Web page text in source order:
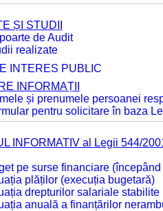
ȘI STUDII
de Audit
realizate
INTERES PUBLIC
INFORMAȚII
și prenumele persoanei
pentru solicitare în baza
INFORMATIV al Legii 544/
pe surse financiare
plăților (execuția bugetară)
drepturilor salariale
anuală a finanțărilor